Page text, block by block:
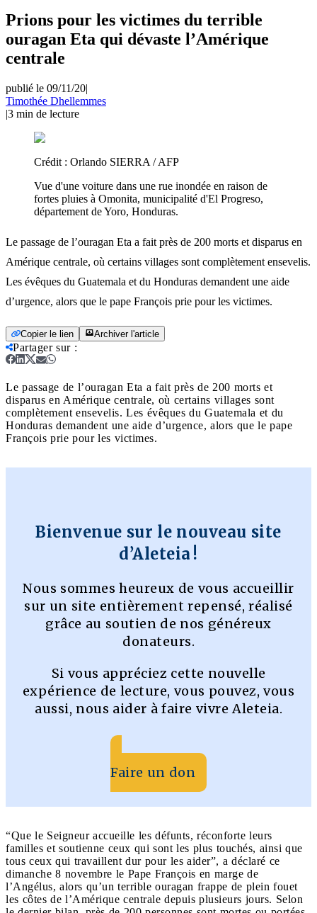
Prions pour les victimes du terrible
ouragan Eta qui dévaste l’Amérique
centrale
publié le 09/11/20|
Timothée Dhellemmes
|3 min de lecture
Crédit : Orlando SIERRA / AFP
Vue d'une voiture dans une rue inondée en raison de
fortes pluies à Omonita, municipalité d'El Progreso,
département de Yoro, Honduras.
Le passage de l’ouragan Eta a fait près de 200 morts et disparus en
Amérique centrale, où certains villages sont complètement ensevelis.
Les évêques du Guatemala et du Honduras demandent une aide
d’urgence, alors que le pape François prie pour les victimes.
Copier le lien Archiver l'article
Partager sur:
Le passage de l’ouragan Eta a fait près de 200 morts et
disparus en Amérique centrale, où certains villages sont
complètement ensevelis. Les évêques du Guatemala et du
Honduras demandent une aide d’urgence, alors que le pape
François prie pour les victimes.
Bienvenue sur le nouveau site
d’Aleteia !
Nous sommes heureux de vous accueillir
sur un site entièrement repensé, réalisé
grâce au soutien de nos généreux
donateurs.
Si vous appréciez cette nouvelle
expérience de lecture, vous pouvez, vous
aussi, nous aider à faire vivre Aleteia.
Faire un don
“Que le Seigneur accueille les défunts, réconforte leurs
familles et soutienne ceux qui sont les plus touchés, ainsi que
tous ceux qui travaillent dur pour les aider”, a déclaré ce
dimanche 8 novembre le Pape François en marge de
l’Angélus, alors qu’un terrible ouragan frappe de plein fouet
les côtes de l’Amérique centrale depuis plusieurs jours. Selon